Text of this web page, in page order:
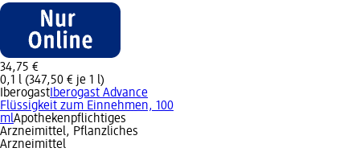
34,75 €
0,1 l (347,50 € je 1 l)
Iberogast Iberogast Advance
Flüssigkeit zum Einnehmen, 100
mlApothekenpflichtiges
Arzneimittel, Pflanzliches
Arzneimittel